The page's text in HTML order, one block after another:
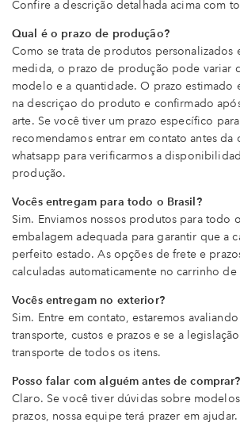
Confire a descrição detalhada acima com
Qual é o prazo de produção?
Como se trata de produtos personalizados
medida, o prazo de produção pode variar
modelo e a quantidade. O prazo estimado
na descriçao do produto e confirmado
arte. Se você tiver um prazo específico
recomendamos entrar em contato antes da
whatsapp para verificarmos a
produção.
Vocês entregam para todo o Brasil?
Sim. Enviamos nossos produtos para todo
embalagem adequada para garantir que a
perfeito estado. As opções de frete e
calculadas automaticamente no carrinho de
Vocês entregam no exterior?
Sim. Entre em contato, estaremos
transporte, custos e prazos e se a
transporte de todos os itens.
Posso falar com alguém antes de comprar?
Claro. Se você tiver dúvidas sobre
prazos, nossa equipe terá prazer em